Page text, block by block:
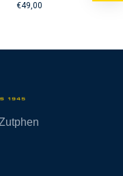
€49,00